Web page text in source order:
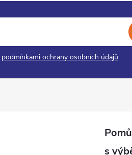
podmínkami ochrany osobních údajů